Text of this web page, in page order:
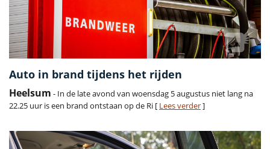
Auto in brand tijdens het rijden
Heelsum - In de late avond van woensdag 5 augustus niet lang na
22.25 uur is een brand ontstaan op de Ri [ Lees verder]